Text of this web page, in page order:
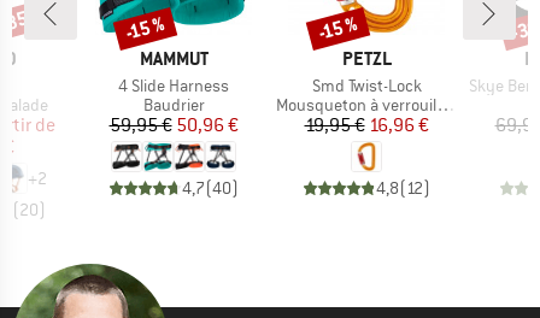
réduit
de
+2
(20)
%
MARQUE
MAMMUT
Article
4 Slide Harness
Product group
Baudrier
Prix
59,95 €Prix réduit
50,96 €
4,7(40)
Remise
-15 %
MARQUE
PETZL
Article
Smd Twist-Lock
Product group
Mousqueton à verrouillage
Prix
19,95 €Prix réduit
16,96 €
4,8(12)
Remise
-15 %
Article
Skye
-